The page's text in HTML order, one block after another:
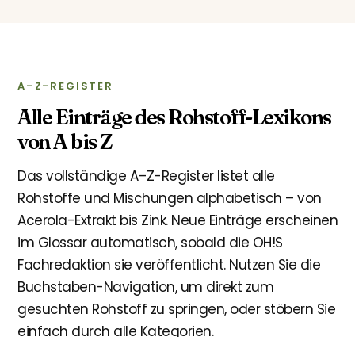
A–Z-REGISTER
Alle Einträge des Rohstoff-Lexikons
von A bis Z
Das vollständige A–Z-Register listet alle
Rohstoffe und Mischungen alphabetisch – von
Acerola-Extrakt bis Zink. Neue Einträge erscheinen
im Glossar automatisch, sobald die OH!S
Fachredaktion sie veröffentlicht. Nutzen Sie die
Buchstaben-Navigation, um direkt zum
gesuchten Rohstoff zu springen, oder stöbern Sie
einfach durch alle Kategorien.